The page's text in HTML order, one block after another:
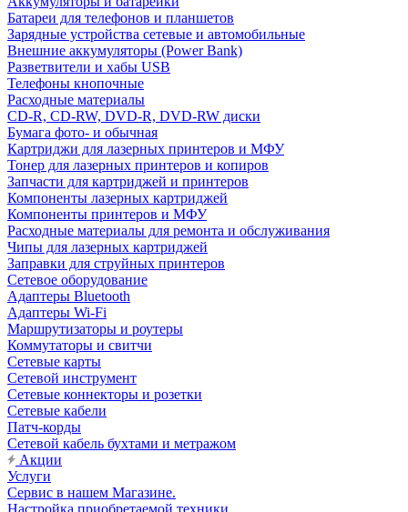
Батареи для телефонов и планшетов
Зарядные устройства сетевые и автомобильные
Внешние аккумуляторы (Power Bank)
Разветвители и хабы USB
Телефоны кнопочные
Расходные материалы
CD-R, CD-RW, DVD-R, DVD-RW диски
Бумага фото- и обычная
Картриджи для лазерных принтеров и МФУ
Тонер для лазерных принтеров и копиров
Запчасти для картриджей и принтеров
Компоненты лазерных картриджей
Компоненты принтеров и МФУ
Расходные материалы для ремонта и обслуживания
Чипы для лазерных картриджей
Заправки для струйных принтеров
Сетевое оборудование
Адаптеры Bluetooth
Адаптеры Wi-Fi
Маршрутизаторы и роутеры
Коммутаторы и свитчи
Сетевые карты
Сетевой инструмент
Сетевые коннекторы и розетки
Сетевые кабели
Патч-корды
Сетевой кабель бухтами и метражом
Акции
Услуги
Сервис в нашем Магазине.
Настройка приобретаемой техники.